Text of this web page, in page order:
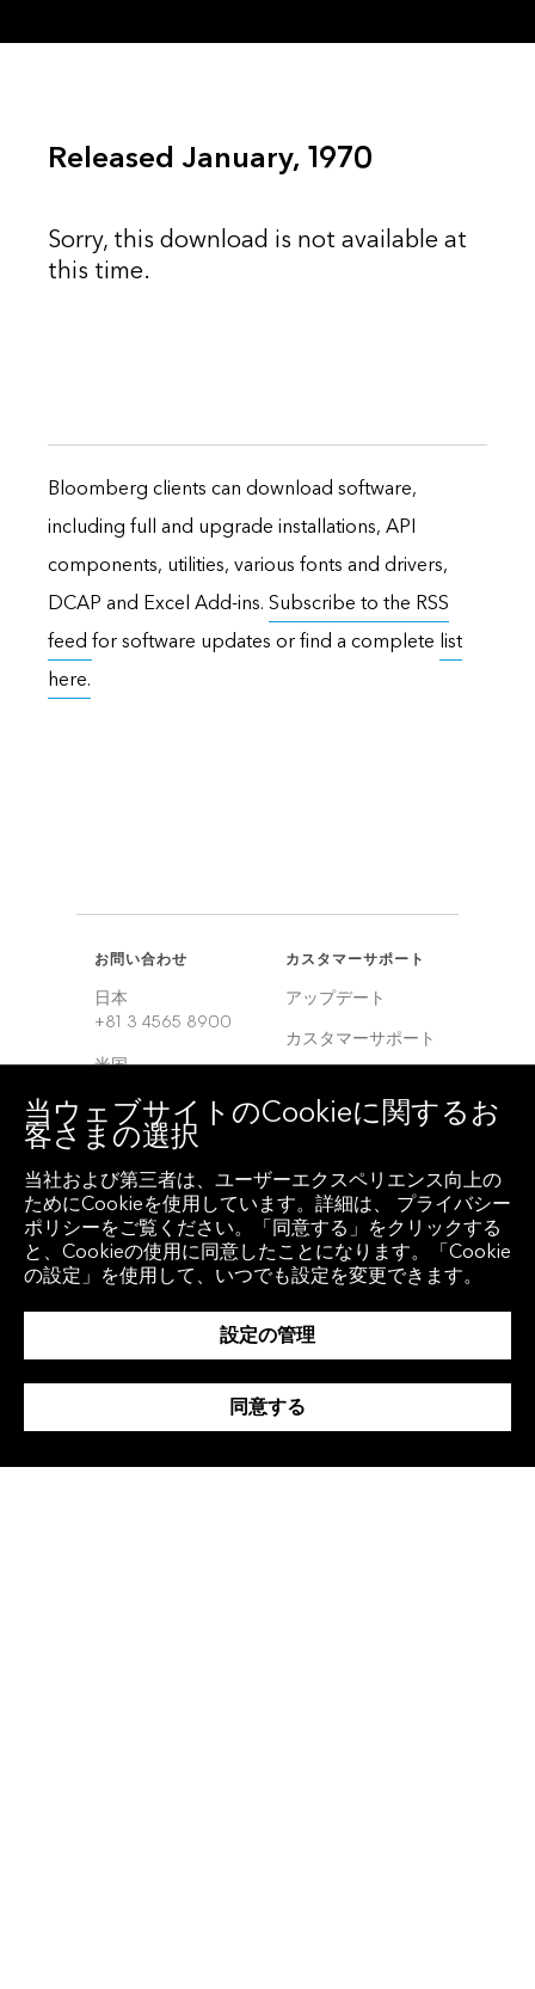
Released January, 1970
Sorry, this download is not available at
this time.
Bloomberg clients can download software,
including full and upgrade installations, API
components, utilities, various fonts and drivers,
DCAP and Excel Add-ins. Subscribe to the RSS
feed for software updates or find a complete list
here.
お問い合わせ
日本
+81 3 4565 8900
米国
ヨーロッパ
+44 20 7330 7500
アジア
+65 6212 1000
カスタマーサポート
アップデート
カスタマーサポート
ス
グローバル
中国
当ウェブサイトのCookieに関するお
客さまの選択
当社および第三者は、ユーザーエクスペリエンス向上の
ためにCookieを使用しています。詳細は、 プライバシー
ポリシーをご覧ください。「同意する」をクリックする
と、Cookieの使用に同意したことになります。「Cookie
の設定」を使用して、いつでも設定を変更できます。
設定の管理
同意する